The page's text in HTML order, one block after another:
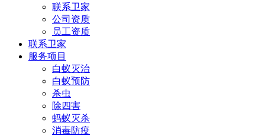
联系卫家
公司资质
员工资质
联系卫家
服务项目
白蚁灭治
白蚁预防
杀虫
除四害
蚂蚁灭杀
消毒防疫